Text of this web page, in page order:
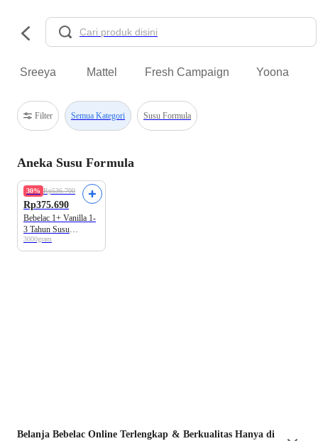
Sreeya Mattel Fresh Campaign Yoona
Filter Semua Kategori Susu Formula
Aneka Susu Formula
30% Rp536.700
Rp375.690
Bebelac 1+ Vanilla 1-
3 Tahun Susu
Formula
3000gram
BelanjaBebelac Online Terlengkap & Berkualitas Hanya di